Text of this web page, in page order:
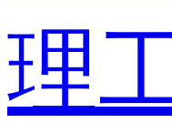
理